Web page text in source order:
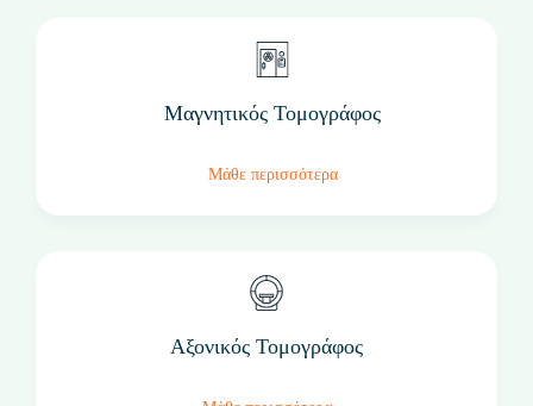
Μαγνητικός Τομογράφος
Μάθε περισσότερα
Αξονικός Τομογράφος